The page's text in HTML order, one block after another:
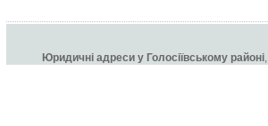
Юридичні адреси у Голосіївському районі,